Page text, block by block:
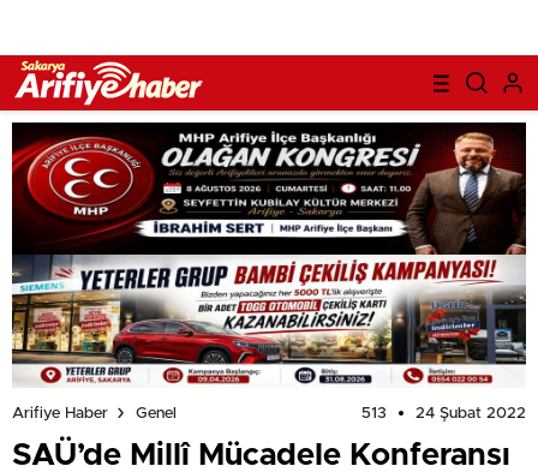
Arifiye Haber Genel 513 24 Şubat 2022
SAÜ’de Millî Mücadele Konferansı